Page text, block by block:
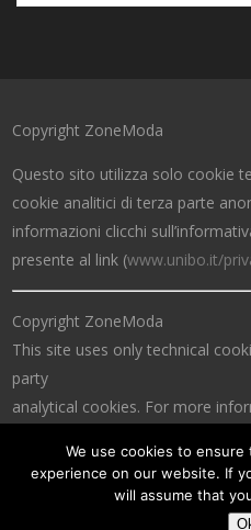
Copyright ZoneModa
Questo sito utilizza solo cookie
cookie analitici di terza parte
informazioni clicchi
presente al link (www.unibo.it/
Copyright ZoneModa
This site uses only technical
party
analytical cookies. For more
We use cookies to
experience on our website. If
will assume that